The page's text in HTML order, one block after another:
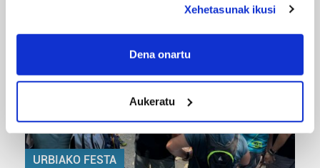
If you allow, we would also like to:
Collect information about your geographical
meters
Identify your device by actively scanning it for
specific characteristics (fingerprinting)
Find out more about how your personal data is processed
and set your preferences in thedetails section.
Xehetasunak ikusi
Dena onartu
Aukeratu
URBIAKO FESTA